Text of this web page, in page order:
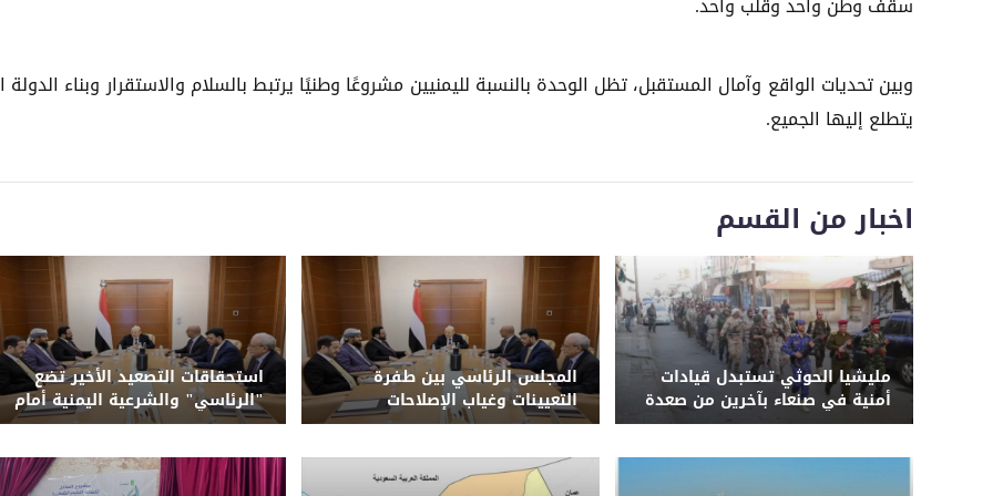
سقف وطن واحد وقلب واحد.
وبين تحديات الواقع وآمال المستقبل، تظل الوحدة بالنسبة لليمنيين مشروعًا وطنيًا يرتبط بالسلام والاستقرار وبناء الدولة
يتطلع إليها الجميع.
اخبار من القسم
مليشيا الحوثي تستبدل قيادات
أمنية في صنعاء بآخرين من صعدة
وحجة وترسل ضباطاً إلى دورات
المجلس الرئاسي بين طفرة
التعيينات وغياب الإصلاحات
استحقاقات التصعيد الأخير تضع
"الرئاسي" والشرعية اليمنية أمام
حتمية الحسم وإنهاء الانقلاب